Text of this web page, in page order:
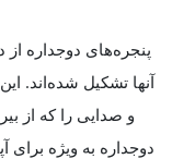
پنجره‌های دوجداره از
آنها تشکیل شده‌اند.
و صدایی را که از
دوجداره به ویژه